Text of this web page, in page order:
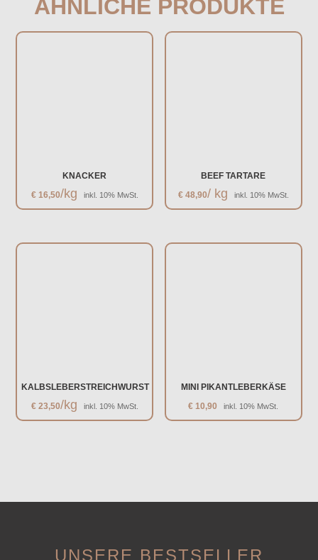
ÄHNLICHE PRODUKTE
KNACKER
€16,50/kg inkl. 10% MwSt.
BEEF TARTARE
€48,90/ kg inkl. 10% MwSt.
KALBSLEBERSTREICHWURST
€23,50/kg inkl. 10% MwSt.
MINI PIKANTLEBERKÄSE
€ 10,90 inkl. 10% MwSt.
UNSERE BESTSELLER